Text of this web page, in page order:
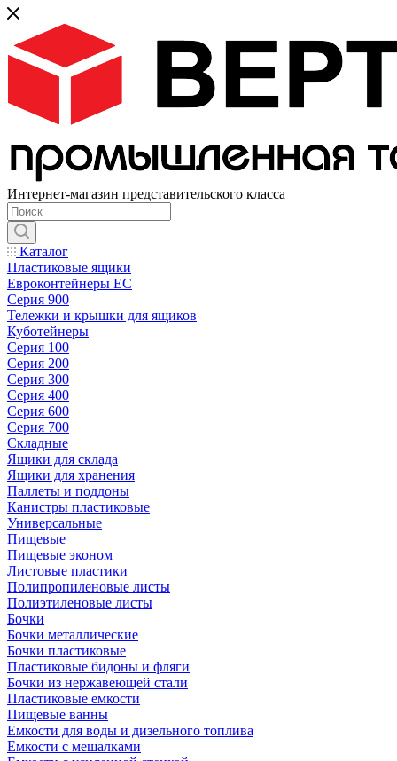
Интернет-магазин представительского класса
Каталог
Пластиковые ящики
Евроконтейнеры ЕС
Серия 900
Тележки и крышки для ящиков
Куботейнеры
Серия 100
Серия 200
Серия 300
Серия 400
Серия 600
Серия 700
Складные
Ящики для склада
Ящики для хранения
Паллеты и поддоны
Канистры пластиковые
Универсальные
Пищевые
Пищевые эконом
Листовые пластики
Полипропиленовые листы
Полиэтиленовые листы
Бочки
Бочки металлические
Бочки пластиковые
Пластиковые бидоны и фляги
Бочки из нержавеющей стали
Пластиковые емкости
Пищевые ванны
Емкости для воды и дизельного топлива
Емкости с мешалками